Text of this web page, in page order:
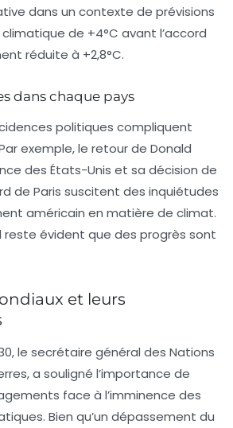
dans un contexte de prévisions
de +4°C avant l’accord
réduite à +2,8°C.
dans chaque pays
politiques compliquent
exemple, le retour de Donald
des États-Unis et sa décision de
de Paris suscitent des inquiétudes
américain en matière de climat.
reste évident que des progrès sont
et leurs
le secrétaire général des Nations
a souligné l’importance de
face à l’imminence des
Bien qu’un dépassement du